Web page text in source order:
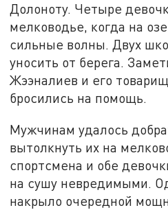
Долоноту. Четыре
мелководье, когда на
сильные волны. Двух
уносить от берега.
Жээналиев и его
бросились на помощь.
Мужчинам удалось
вытолкнуть их на
спортсмена и обе
на сушу невредимыми.
накрыло очередной